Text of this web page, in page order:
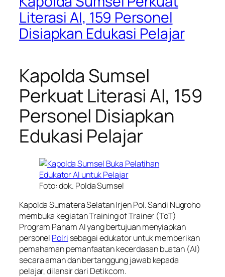
Literasi AI, 159 Personel
Disiapkan Edukasi Pelajar
Kapolda Sumsel
Perkuat Literasi AI, 159
Personel Disiapkan
Edukasi Pelajar
Foto: dok. Polda Sumsel
Kapolda Sumatera Selatan Irjen Pol. Sandi Nugroho
membuka kegiatan Training of Trainer (ToT)
Program Paham AI yang bertujuan menyiapkan
personel Polri sebagai edukator untuk memberikan
pemahaman pemanfaatan kecerdasan buatan (AI)
secara aman dan bertanggung jawab kepada
pelajar, dilansir dari Detikcom.